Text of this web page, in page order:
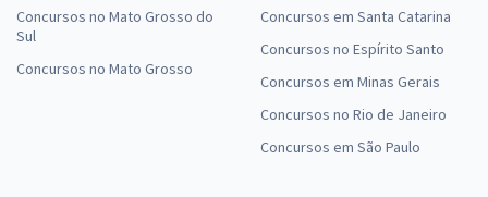
Concursos no Mato Grosso do
Sul
Concursos no Mato Grosso
Concursos em Santa Catarina
Concursos no Espírito Santo
Concursos em Minas Gerais
Concursos no Rio de Janeiro
Concursos em São Paulo